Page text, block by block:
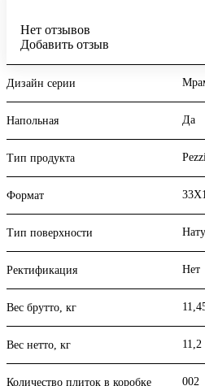
Нет отзывов
Добавить отзыв
Дизайн серии
Напольная Да
Тип продукта
Формат
Тип поверхности
Ректификация Нет
Вес брутто, кг
Вес нетто, кг 11,2
Количество плиток в коробке 002